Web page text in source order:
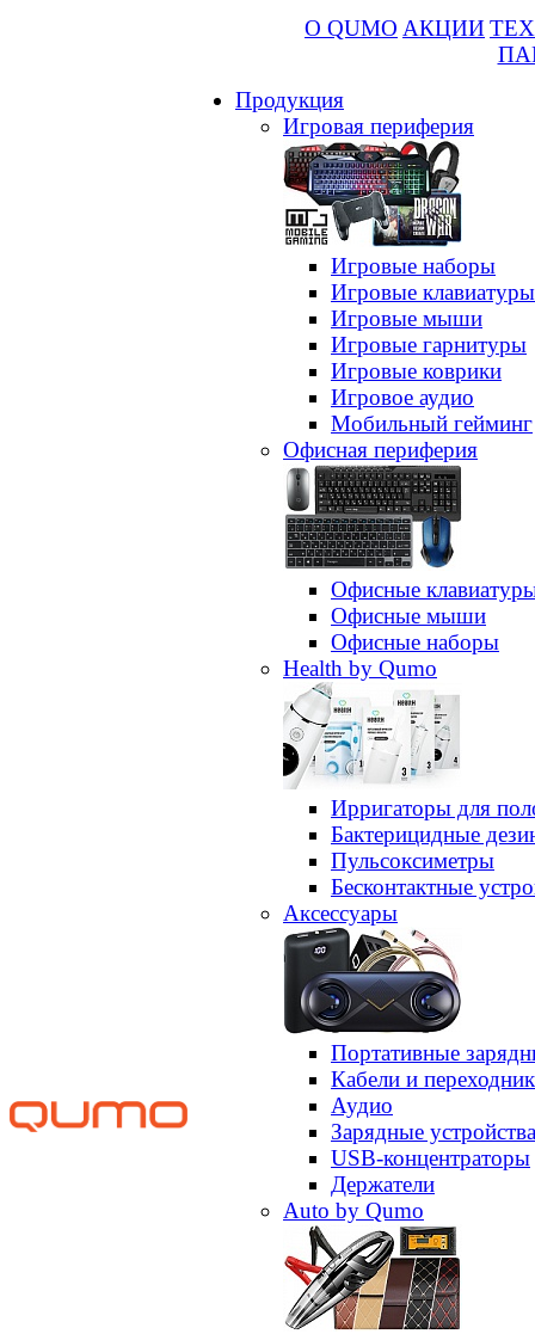
О QUMO АКЦИИ
Продукция
Игровая периферия
Игровые наборы
Игровые клавиатуры
Игровые мыши
Игровые гарнитуры
Игровые коврики
Игровое аудио
Мобильный гейминг
Офисная периферия
Офисные
Офисные мыши
Офисные наборы
Health by Qumo
Ирригаторы для
Бактерицидные
Пульсоксиметры
Бесконтактные
Аксессуары
Портативные
Кабели и
Аудио
Зарядные устройства
USB-концентраторы
Держатели
Auto by Qumo